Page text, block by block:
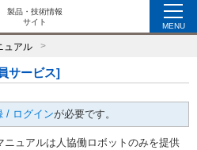
製品・技術情報
サイト
MENU
ュアル
サービス]
/ ログインが必要です。
ュアルは人協働ロボットのみを提供